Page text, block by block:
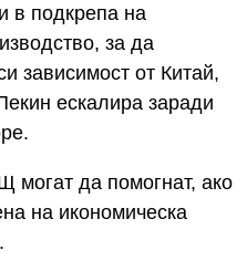
в подкрепа на
за да
зависимост от Китай,
ескалира заради
да помогнат, ако
на икономическа